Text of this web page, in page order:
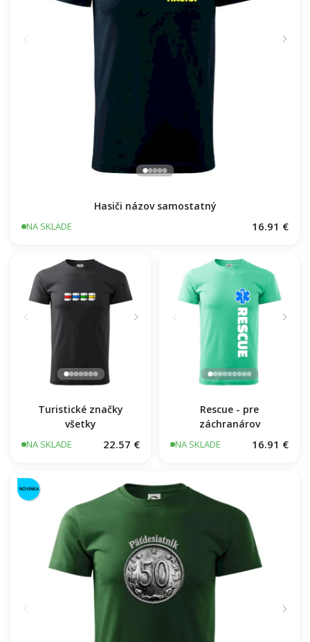
Hasiči názov samostatný
NA SKLADE 16.91 €
Turistické značky
všetky
NA SKLADE 22.57 €
Rescue - pre
záchranárov
NA SKLADE 16.91 €